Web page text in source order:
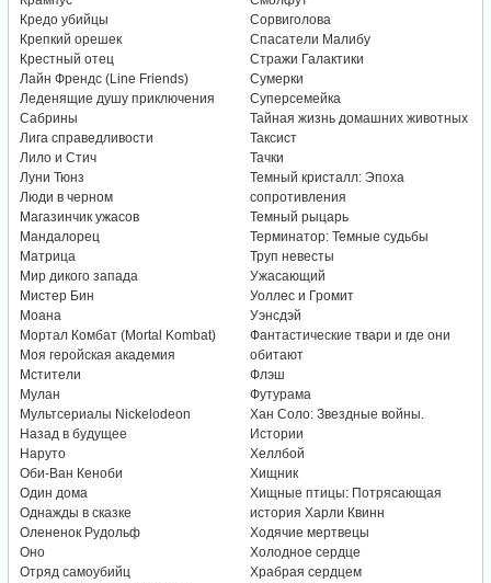
Кредо убийцы
Крепкий орешек
Крестный отец
Лайн Френдс (Line Friends)
Леденящие душу приключения
Сабрины
Лига справедливости
Лило и Стич
Луни Тюнз
Люди в черном
Магазинчик ужасов
Мандалорец
Матрица
Мир дикого запада
Мистер Бин
Моана
Мортал Комбат (Mortal Kombat)
Моя геройская академия
Мстители
Мулан
Мультсериалы Nickelodeon
Назад в будущее
Наруто
Оби-Ван Кеноби
Один дома
Однажды в сказке
Олененок Рудольф
Оно
Отряд самоубийц
Сорвиголова
Спасатели Малибу
Стражи Галактики
Сумерки
Суперсемейка
Тайная жизнь домашних животных
Таксист
Тачки
Темный кристалл: Эпоха
сопротивления
Темный рыцарь
Терминатор: Темные судьбы
Труп невесты
Ужасающий
Уоллес и Громит
Уэнсдэй
Фантастические твари и где они
обитают
Флэш
Футурама
Хан Соло: Звездные войны.
Истории
Хеллбой
Хищник
Хищные птицы: Потрясающая
история Харли Квинн
Ходячие мертвецы
Холодное сердце
Храбрая сердцем